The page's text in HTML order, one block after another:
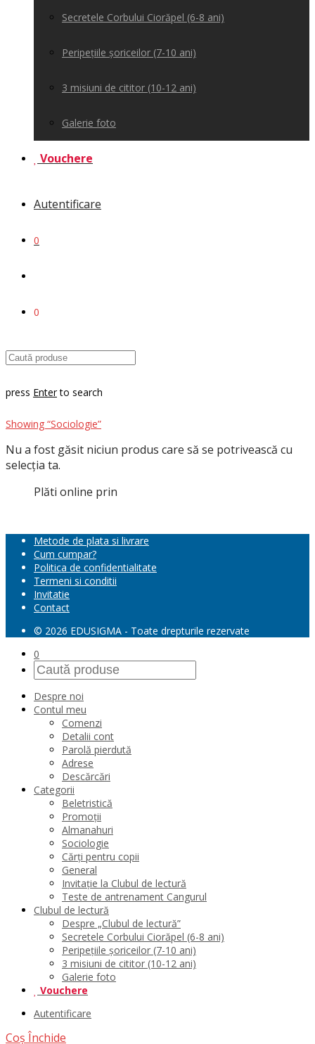
Secretele Corbului Ciorăpel (6-8 ani)
Peripețiile șoriceilor (7-10 ani)
3 misiuni de cititor (10-12 ani)
Galerie foto
Vouchere
Autentificare
0
0
press Enterto search
Showing “Sociologie”
Nu a fost găsit niciun produs care să se potrivească cu
selecția ta.
Plăti online prin
Metode de plata si livrare
Cum cumpar?
Politica de confidentialitate
Termeni si conditii
Invitatie
Contact
© 2026 EDUSIGMA - Toate drepturile rezervate
0
Despre noi
Contul meu
Comenzi
Detalii cont
Parolă pierdută
Adrese
Descărcări
Categorii
Beletristică
Promoții
Almanahuri
Sociologie
Cărți pentru copii
General
Invitație la Clubul de lectură
Teste de antrenament Cangurul
Clubul de lectură
Despre „Clubul de lectură”
Secretele Corbului Ciorăpel (6-8 ani)
Peripețiile șoriceilor (7-10 ani)
3 misiuni de cititor (10-12 ani)
Galerie foto
Vouchere
Autentificare
Coș Închide